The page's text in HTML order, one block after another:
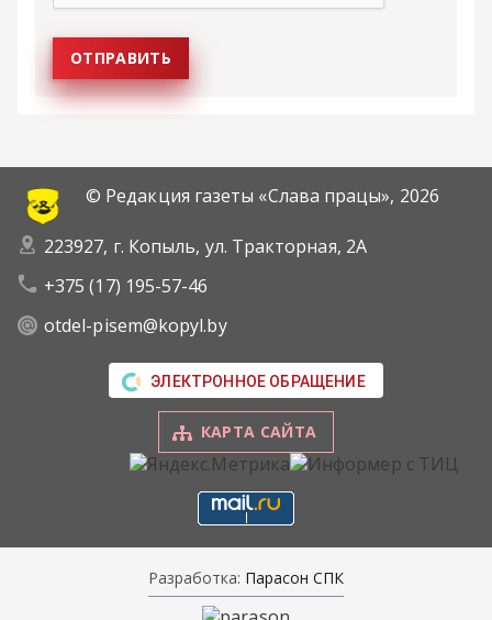
© Редакция газеты «Слава працы», 2026
223927, г. Копыль, ул. Тракторная, 2А
+375 (17) 195-57-46
otdel-pisem@kopyl.by
ЭЛЕКТРОННОЕ ОБРАЩЕНИЕ
КАРТА САЙТА
Разработка: Парасон СПК